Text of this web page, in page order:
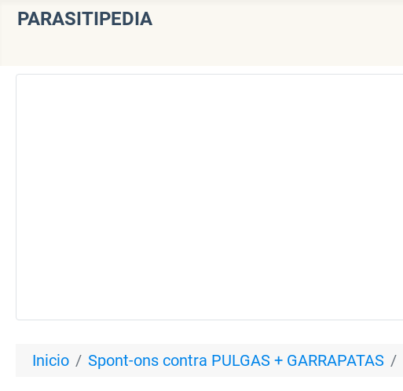
PARASITIPEDIA
Inicio Spont-ons contra PULGAS + GARRAPATAS